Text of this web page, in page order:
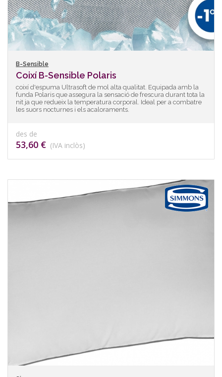
B-Sensible
Coixí B-Sensible Polaris
coixí d'espuma Ultrasoft de mol alta qualitat. Equipada amb la
funda Polaris que assegura la sensació de frescura durant tota la
nit ja que redueix la temperatura corporal. Ideal per a combatre
les suors nocturnes i els acaloraments.
des de
53,60 € (IVA inclòs)